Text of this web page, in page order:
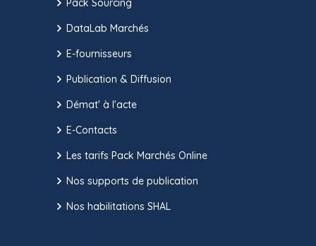
DataLab Marchés
E-fournisseurs
Publication & Diffusion
Démat' à l'acte
E-Contacts
Les tarifs Pack Marchés Online
Nos supports de publication
Nos habilitations SHAL